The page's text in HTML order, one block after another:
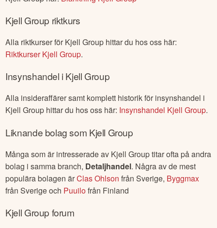
Kjell Group riktkurs
Alla riktkurser för Kjell Group hittar du hos oss här:
RiktkurserKjell Group.
Insynshandel iKjell Group
Alla insideraffärer samt komplett historik för insynshandel i
Kjell Group hittar du hos oss här: Insynshandel Kjell Group.
Liknande bolag som Kjell Group
Många som är intresserade av Kjell Grouptitar ofta på andra
bolag i samma branch, Detaljhandel. Några av de mest
populära bolagen ärClas Ohlson frånSverige, Byggmax
frånSverigeoch Puuilofrån Finland
Kjell Group forum